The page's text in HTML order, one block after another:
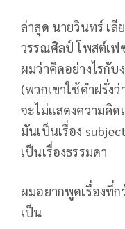
ล่าสุด นายวินทร์ เ
วรรณศิลป์ โพสต์เฟ
ผมว่าคิดอย่างไรกั
(พวกเขาใช้คำฝรั่ง
จะไม่แสดงความคิด
มันเป็นเรื่อง
เป็นเรื่องธรรมดา
ผมอยากพูดเรื่องที่ก
เป็น